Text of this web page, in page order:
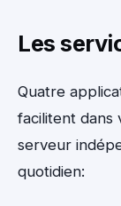
Les
Quatre
facilitent dans
serveur
quotidien: